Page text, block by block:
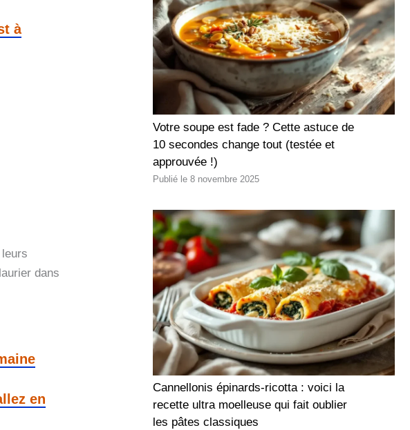
à
dans
en
Votre soupe est fade ? Cette astuce de
10 secondes change tout (testée et
approuvée !)
8 novembre 2025
Cannellonis épinards-ricotta : voici la
recette ultra moelleuse qui fait oublier
les pâtes classiques